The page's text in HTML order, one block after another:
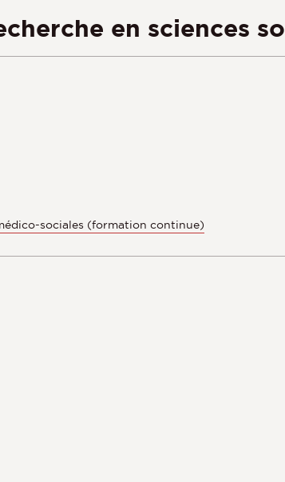
en sciences
sociales (formation continue)